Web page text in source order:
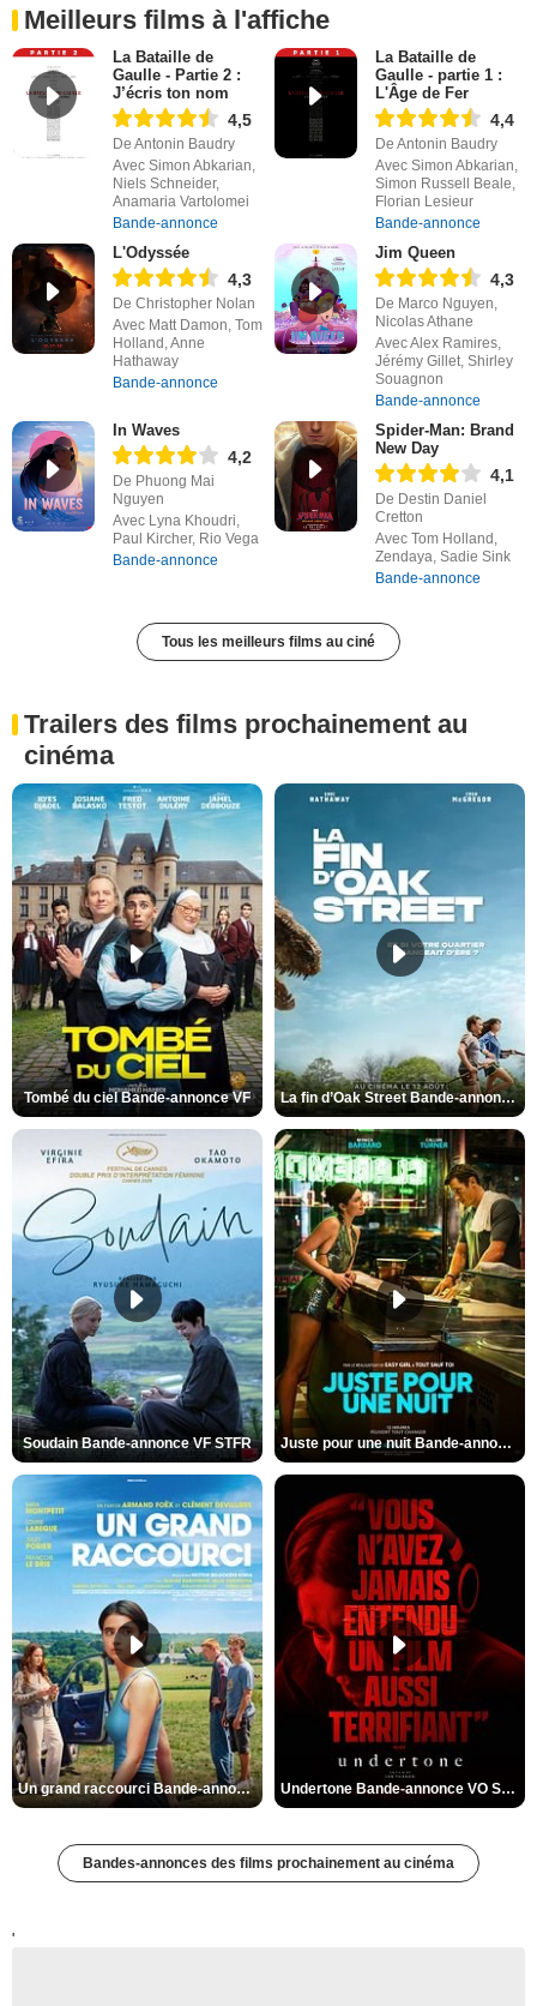
Meilleurs films à l'affiche
La Bataille de
Gaulle - Partie 2 :
J’écris ton nom
4,5
De Antonin Baudry
Avec Simon Abkarian,
Niels Schneider,
Anamaria Vartolomei
Bande-annonce
La Bataille de
Gaulle - partie 1 :
L'Âge de Fer
4,4
De Antonin Baudry
Avec Simon Abkarian,
Simon Russell Beale,
Florian Lesieur
Bande-annonce
L'Odyssée
4,3
De Christopher Nolan
Avec Matt Damon, Tom
Holland, Anne
Hathaway
Bande-annonce
Jim Queen
4,3
De Marco Nguyen,
Nicolas Athane
Avec Alex Ramires,
Jérémy Gillet, Shirley
Souagnon
Bande-annonce
In Waves
4,2
De Phuong Mai
Nguyen
Avec Lyna Khoudri,
Paul Kircher, Rio Vega
Bande-annonce
Spider-Man: Brand
New Day
4,1
De Destin Daniel
Cretton
Avec Tom Holland,
Zendaya, Sadie Sink
Bande-annonce
Tous les meilleurs films au ciné
Trailers des films prochainement au
cinéma
Tombé du ciel Bande-annonce VF La fin d’Oak Street Bande-annonce VO STFR
Soudain Bande-annonce VF STFR Juste pour une nuit Bande-annonce VO STFR
Un grand raccourci Bande-annonce VF Undertone Bande-annonce VO STFR
Bandes-annonces des films prochainement au cinéma
'